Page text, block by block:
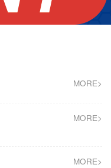
MORE>
MORE>
MORE>